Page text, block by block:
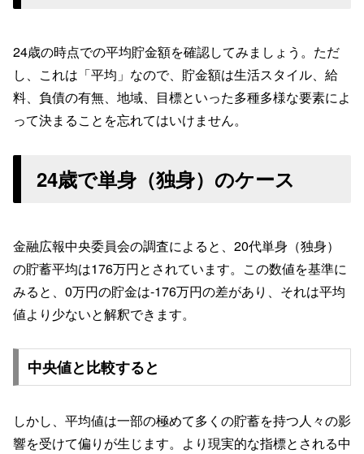
24歳の時点での平均貯金額を確認してみましょう。ただ
し、これは「平均」なので、貯金額は生活スタイル、給
料、負債の有無、地域、目標といった多種多様な要素によ
って決まることを忘れてはいけません。
24歳で単身（独身）のケース
金融広報中央委員会の調査によると、20代単身（独身）
の貯蓄平均は176万円とされています。この数値を基準に
みると、0万円の貯金は-176万円の差があり、それは平均
値より少ないと解釈できます。
中央値と比較すると
しかし、平均値は一部の極めて多くの貯蓄を持つ人々の影
響を受けて偏りが生じます。より現実的な指標とされる中